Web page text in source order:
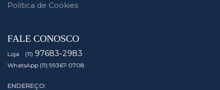
Política de Cookies
FALE CONOSCO
Loja (11) 97683-2983
WhatsApp (11) 99367-0708
ENDEREÇO: